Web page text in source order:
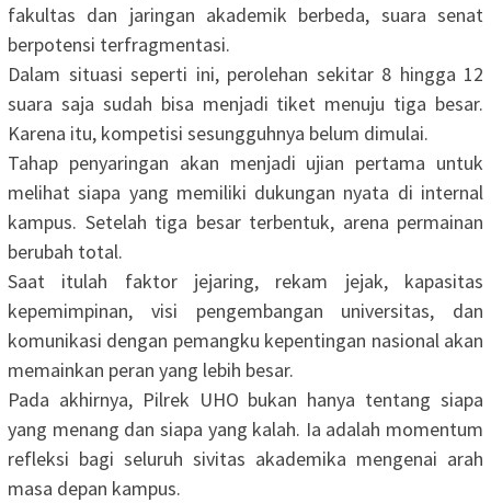
fakultas dan jaringan akademik berbeda, suara senat
berpotensi terfragmentasi.
‎Dalam situasi seperti ini, perolehan sekitar 8 hingga 12
suara saja sudah bisa menjadi tiket menuju tiga besar.
Karena itu, kompetisi sesungguhnya belum dimulai.
‎Tahap penyaringan akan menjadi ujian pertama untuk
melihat siapa yang memiliki dukungan nyata di internal
kampus. Setelah tiga besar terbentuk, arena permainan
berubah total.
‎Saat itulah faktor jejaring, rekam jejak, kapasitas
kepemimpinan, visi pengembangan universitas, dan
komunikasi dengan pemangku kepentingan nasional akan
memainkan peran yang lebih besar.
‎Pada akhirnya, Pilrek UHO bukan hanya tentang siapa
yang menang dan siapa yang kalah. Ia adalah momentum
refleksi bagi seluruh sivitas akademika mengenai arah
masa depan kampus.